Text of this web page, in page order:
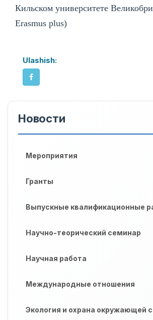
Кильском университете
Erasmus plus)
Ulashish:
Новости
Мероприятия
Гранты
Выпускные квалификационные
Научно-теорический семинар
Научная работа
Международные отношения
Экология и охрана окружающей